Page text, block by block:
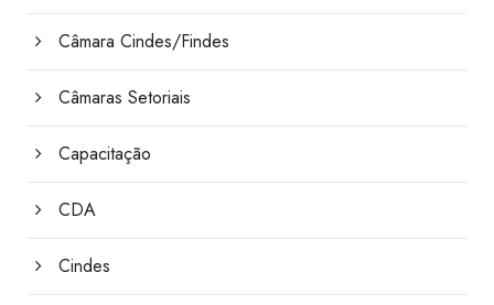
Câmara Cindes/Findes
Câmaras Setoriais
Capacitação
CDA
Cindes